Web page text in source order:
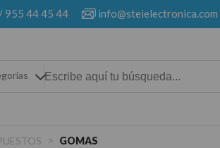
/955 44 45 44 info@steielectronica.com
> GOMAS